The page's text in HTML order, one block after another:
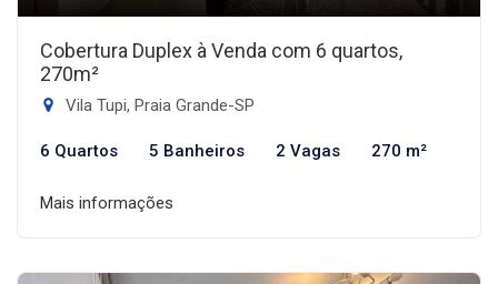
Cobertura Duplex à Venda com 6 quartos,
270m²
Vila Tupi, Praia Grande-SP
6 Quartos 5 Banheiros 2 Vagas 270 m²
Mais informações